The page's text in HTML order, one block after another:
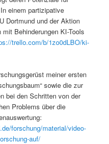
einem partizipative
Dortmund und der Aktion
Behinderungen KI-Tools
trello.com/b/1zo0dLBO/ki-
meiner ersten
sowie die zur
bei den Schritten von der
Problems über die
forschung/material/video-
auf/